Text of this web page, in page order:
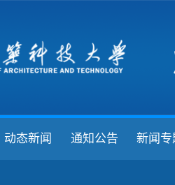
动态新闻 通知公告 新闻专